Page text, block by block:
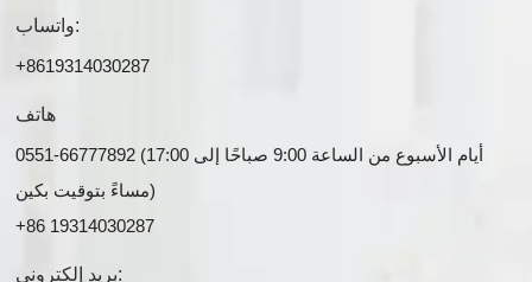
واتساب:
+8619314030287
هاتف
0551-66777892 (أيام الأسبوع من الساعة 9:00 صباحًا إلى 17:00
مساءً بتوقيت بكين)
+86 19314030287
بريد إلكتروني: